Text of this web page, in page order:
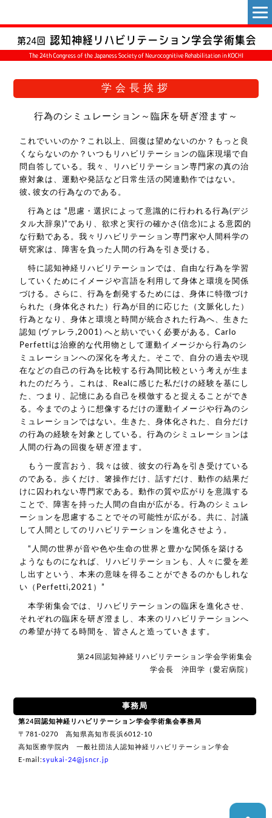
学会長挨拶
行為のシミュレーション ～臨床を研ぎ澄ます～
これでいいのか？これ以上、回復は望めないのか？もっと良
くならないのか？いつもリハビリテーションの臨床現場で自
問自答している。我々、リハビリテーション専門家の真の治
療対象は、運動や発話など日常生活の関連動作ではない。
彼､彼女の行為なのである。
行為とは “思慮・選択によって意識的に行われる行為(デジ
タル大辞泉)”であり、欲求と実行の確かさ(信念)による意図的
な行動である。我々リハビリテーション専門家や人間科学の
研究家は、障害を負った人間の行為を引き受ける。
特に認知神経リハビリテーションでは、自由な行為を学習
していくためにイメージや言語を利用して身体と環境を関係
づける。さらに、行為を創発するためには、身体に特徴づけ
られた（身体化された）行為が目的に応じた（文脈化した）
行為となり、身体と環境と時間が統合された行為へ、生きた
認知 (ヴァレラ,2001) へと紡いでいく必要がある。Carlo
Perfettiは治療的な代用物として運動イメージから行為のシ
ミュレーションへの深化を考えた。そこで、自分の過去や現
在などの自己の行為を比較する行為間比較という考えが生ま
れたのだろう。これは、Realに感じた私だけの経験を基にし
た、つまり、記憶にある自己を模倣すると捉えることができ
る。今までのように想像するだけの運動イメージや行為のシ
ミュレーションではない。生きた、身体化された、自分だけ
の行為の経験を対象としている。行為のシミュレーションは
人間の行為の回復を研ぎ澄ます。
もう一度言おう、我々は彼、彼女の行為を引き受けている
のである。歩くだけ、箸操作だけ、話すだけ、動作の結果だ
けに囚われない専門家である。動作の質や広がりを意識する
ことで、障害を持った人間の自由が広がる。行為のシミュレ
ーションを思慮することでその可能性が広がる。共に、討議
して人間としてのリハビリテーションを進化させよう。
“人間の世界が音や色や生命の世界と豊かな関係を築ける
ようなものになれば、リハビリテーションも、人々に愛を差
し出すという、本来の意味を得ることができるのかもしれな
い（Perfetti,2021）”
本学術集会では、リハビリテーションの臨床を進化させ、
それぞれの臨床を研ぎ澄まし、本来のリハビリテーションへ
の希望が持てる時間を、皆さんと造っていきます。
第24回認知神経リハビリテーション学会学術集会
学会長 沖田学（愛宕病院）
事務局
第24回認知神経リハビリテーション学会学術集会事務局
〒781-0270 高知県高知市長浜6012-10
高知医療学院内一般社団法人認知神経リハビリテーション学会
E-mail:syukai-24@jsncr.jp